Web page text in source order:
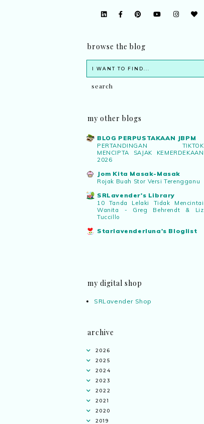
browse the blog
my other blogs
BLOG PERPUSTAKAAN JBPM
PERTANDINGAN TIKTOK
MENCIPTA SAJAK KEMERDEKAAN
2026
Jom Kita Masak-Masak
Rojak Buah Stor Versi Terengganu
SRLavender's Library
10 Tanda Lelaki Tidak Mencintai
Wanita - Greg Behrendt & Liz
Tuccillo
Starlavenderluna's Bloglist
my digital shop
SRLavender Shop
archive
2026
2025
2024
2023
2022
2021
2020
2019